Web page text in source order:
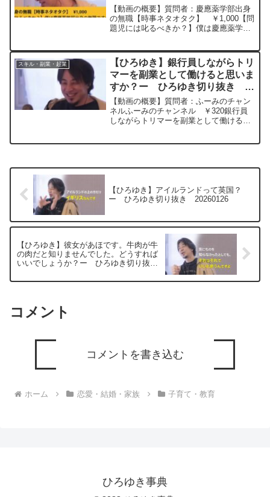
【動画の概要】質問者：慶應薬学部出身
の無職【時事ネタオタク】 ￥1,000【問
題児には叱るべきか？】僕は慶應薬学部
ナーの悪いラウンジ嬢に怒ってケンカし
たそうです。最...
スキル・副業・起業
【ひろゆき】銀行員しながらトリ
マーを副業として働けると思いま
すか？ー ひろゆき切り抜き
20231014
【動画の概要】質問者：ふーみのチャン
ネルふーみのチャンネル ￥320銀行員
しながらトリマーを副業として働けると
【ひろゆき】アイルランドって英国？
ー ひろゆき切り抜き 20260126
【ひろゆき】彼女があほです。牛肉が牛
の肉だと知りませんでした。どうすれば
いいでしょうか？ー ひろゆき切り抜
コメント
コメントを書き込む
ホーム 恋愛・結婚・家族 子育て・教育
ひろゆき事典